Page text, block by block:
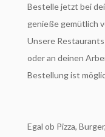
Bestelle jetzt bei
genieße gemütlich
Unsere
oder an deinen
Bestellung ist
Egal ob Pizza,